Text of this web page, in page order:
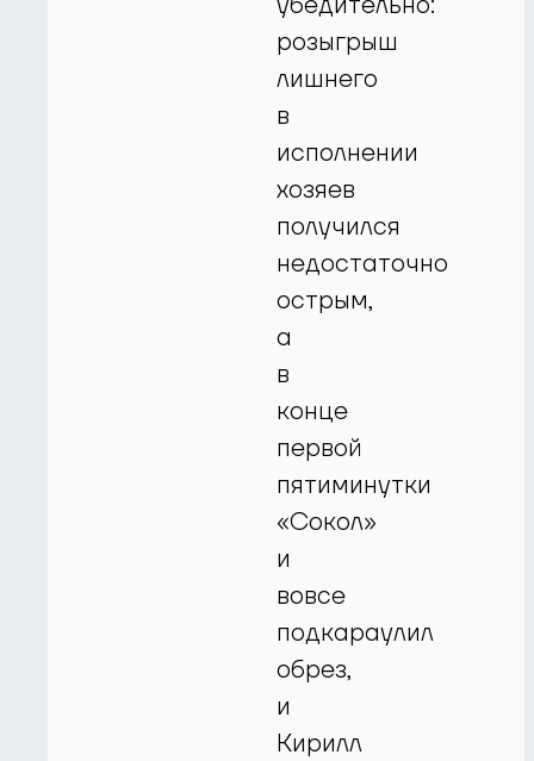
розыгрыш
лишнего
в
исполнении
хозяев
получился
недостаточно
острым,
а
в
конце
первой
пятиминутки
«Сокол»
и
вовсе
подкараулил
обрез,
и
Кирилл